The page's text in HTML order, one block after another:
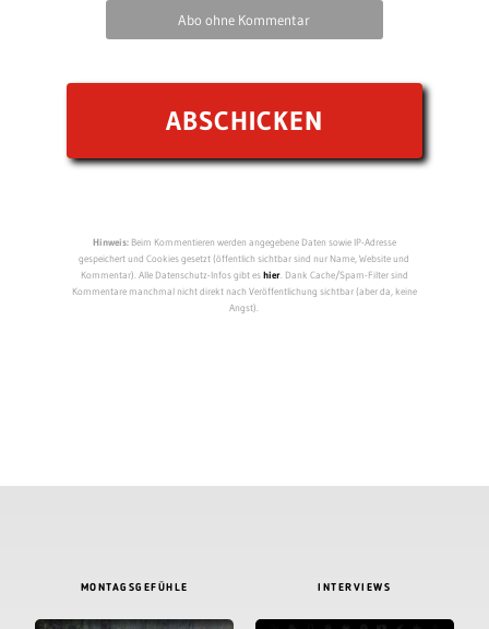
Abo ohne Kommentar
Hinweis:Beim Kommentieren werden angegebene Daten sowie IP-Adresse
gespeichert und Cookies gesetzt (öffentlich sichtbar sind nur Name, Website und
Kommentar). Alle Datenschutz-Infos gibt eshier. Dank Cache/Spam-Filter sind
Kommentare manchmal nicht direkt nach Veröffentlichung sichtbar (aber da, keine
Angst).
MONTAGSGEFÜHLE INTERVIEWS